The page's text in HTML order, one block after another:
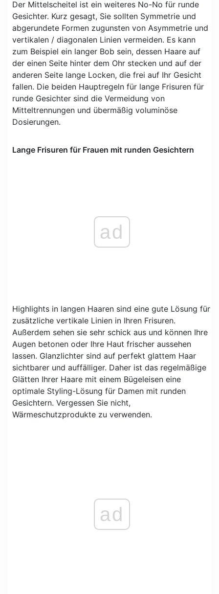
Der Mittelscheitel ist ein weiteres No-No für runde
Gesichter. Kurz gesagt, Sie sollten Symmetrie und
abgerundete Formen zugunsten von Asymmetrie und
vertikalen / diagonalen Linien vermeiden. Es kann
zum Beispiel ein langer Bob sein, dessen Haare auf
der einen Seite hinter dem Ohr stecken und auf der
anderen Seite lange Locken, die frei auf Ihr Gesicht
fallen. Die beiden Hauptregeln für lange Frisuren für
runde Gesichter sind die Vermeidung von
Mitteltrennungen und übermäßig voluminöse
Dosierungen.
Lange Frisuren für Frauen mit runden Gesichtern
ad
Highlights in langen Haaren sind eine gute Lösung für
zusätzliche vertikale Linien in Ihren Frisuren.
Außerdem sehen sie sehr schick aus und können Ihre
Augen betonen oder Ihre Haut frischer aussehen
lassen. Glanzlichter sind auf perfekt glattem Haar
sichtbarer und auffälliger. Daher ist das regelmäßige
Glätten Ihrer Haare mit einem Bügeleisen eine
optimale Styling-Lösung für Damen mit runden
Gesichtern. Vergessen Sie nicht,
Wärmeschutzprodukte zu verwenden.
ad